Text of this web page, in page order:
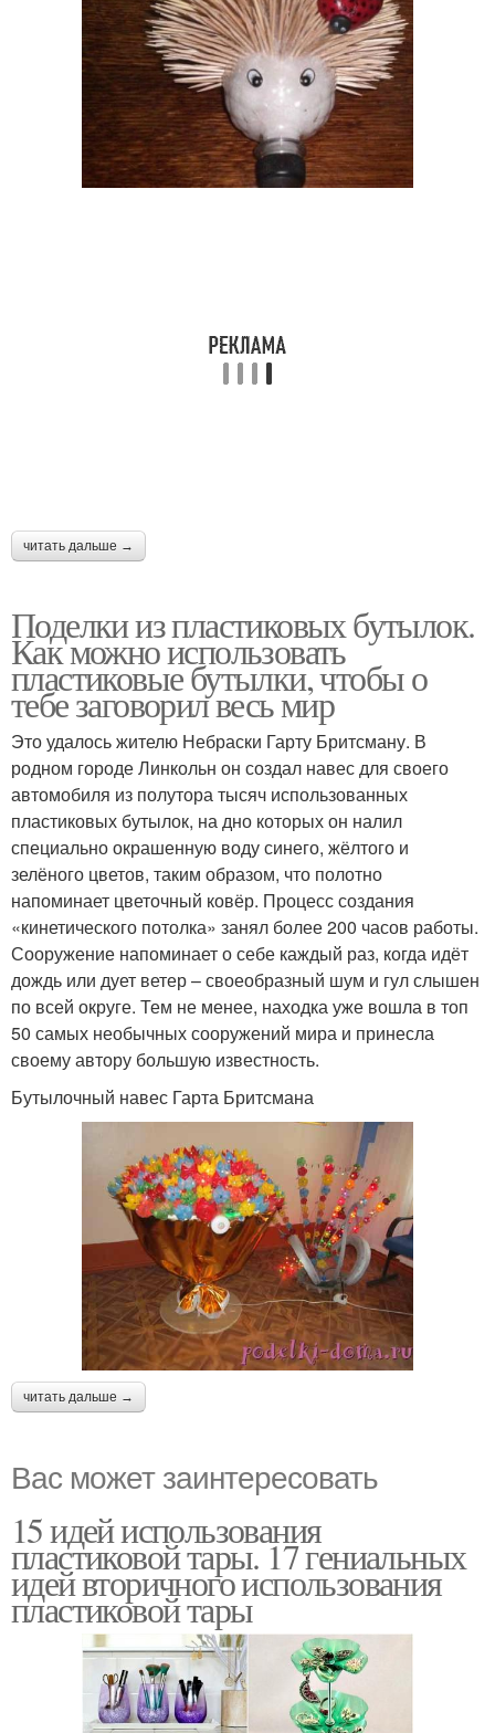
читать дальше →
Поделки из пластиковых бутылок.
Как можно использовать
пластиковые бутылки, чтобы о
тебе заговорил весь мир
Это удалось жителю Небраски Гарту Бритсману. В
родном городе Линкольн он создал навес для своего
автомобиля из полутора тысяч использованных
пластиковых бутылок, на дно которых он налил
специально окрашенную воду синего, жёлтого и
зелёного цветов, таким образом, что полотно
напоминает цветочный ковёр. Процесс создания
«кинетического потолка» занял более 200 часов работы.
Сооружение напоминает о себе каждый раз, когда идёт
дождь или дует ветер – своеобразный шум и гул слышен
по всей округе. Тем не менее, находка уже вошла в топ
50 самых необычных сооружений мира и принесла
своему автору большую известность.
Бутылочный навес Гарта Бритсмана
читать дальше →
Вас может заинтересовать
15 идей использования
пластиковой тары. 17 гениальных
идей вторичного использования
пластиковой тары